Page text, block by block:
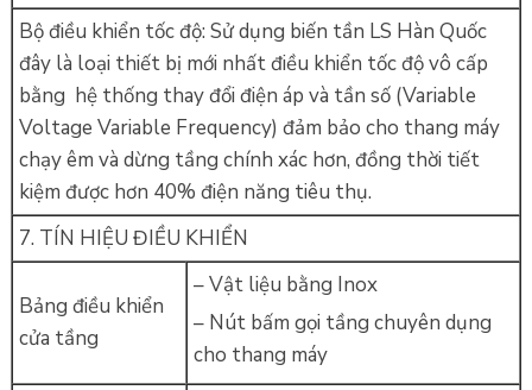
Bộ điều khiển tốc độ: Sử dụng biến tần LS Hàn Quốc
đây là loại thiết bị mới nhất điều khiển tốc độ vô cấp
bằng hệ thống thay đổi điện áp và tần số (Variable
Voltage Variable Frequency) đảm bảo cho thang máy
chạy êm và dừng tầng chính xác hơn, đồng thời tiết
kiệm được hơn 40% điện năng tiêu thụ.
7. TÍN HIỆU ĐIỀU KHIỂN
Bảng điều khiển
cửa tầng
– Vật liệu bằng Inox
– Nút bấm gọi tầng chuyên dụng
cho thang máy